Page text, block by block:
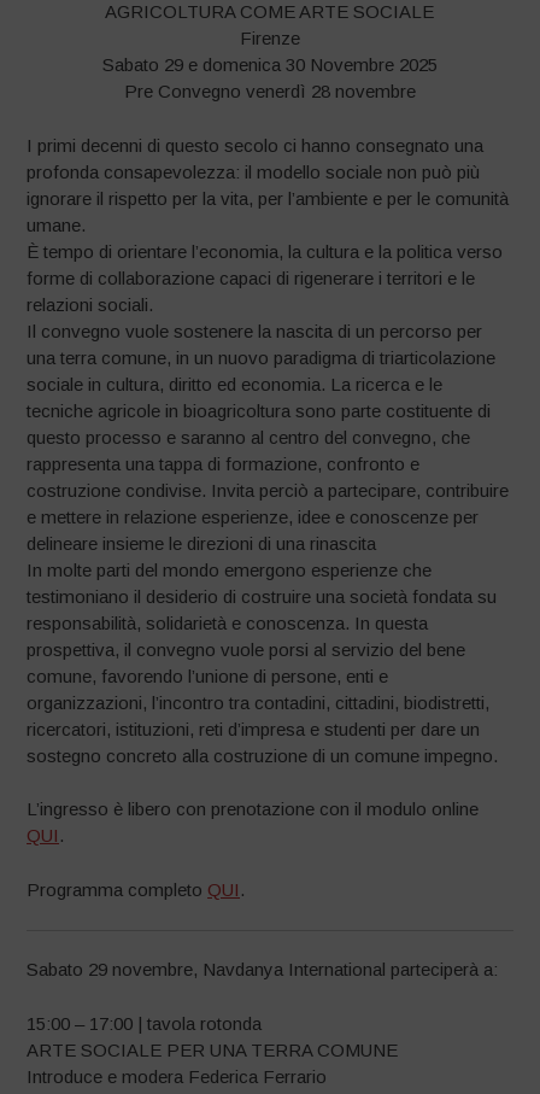
AGRICOLTURA COME ARTE SOCIALE
Firenze
Sabato 29 e domenica 30 Novembre 2025
Pre Convegno venerdì 28 novembre
I primi decenni di questo secolo ci hanno consegnato una
profonda consapevolezza: il modello sociale non può più
ignorare il rispetto per la vita, per l’ambiente e per le comunità
umane.
È tempo di orientare l’economia, la cultura e la politica verso
forme di collaborazione capaci di rigenerare i territori e le
relazioni sociali.
Il convegno vuole sostenere la nascita di un percorso per
una terra comune, in un nuovo paradigma di triarticolazione
sociale in cultura, diritto ed economia. La ricerca e le
tecniche agricole in bioagricoltura sono parte costituente di
questo processo e saranno al centro del convegno, che
rappresenta una tappa di formazione, confronto e
costruzione condivise. Invita perciò a partecipare, contribuire
e mettere in relazione esperienze, idee e conoscenze per
delineare insieme le direzioni di una rinascita
In molte parti del mondo emergono esperienze che
testimoniano il desiderio di costruire una società fondata su
responsabilità, solidarietà e conoscenza. In questa
prospettiva, il convegno vuole porsi al servizio del bene
comune, favorendo l’unione di persone, enti e
organizzazioni, l’incontro tra contadini, cittadini, biodistretti,
ricercatori, istituzioni, reti d’impresa e studenti per dare un
sostegno concreto alla costruzione di un comune impegno.
L’ingresso è libero con prenotazione con il modulo online
QUI .
Programma completo QUI .
Sabato 29 novembre, Navdanya International parteciperà a:
15:00 – 17:00 | tavola rotonda
ARTE SOCIALE PER UNA TERRA COMUNE
Introduce e modera Federica Ferrario